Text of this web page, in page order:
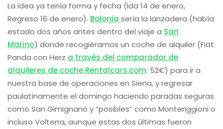
La idea ya tenía forma y fecha (Ida 14 de enero,
Regreso 16 de enero). Bolonia sería la lanzadera (había
estado dos años antes dentro del viaje a San
Marino) donde recogiéramos un coche de alquiler (Fiat
Panda con Herz a través del comparador de
alquileres de coche Rentalcars.com: 52€) para ir a
nuestra base de operaciones en Siena, y regresar
paulatinamente el domingo haciendo paradas seguras
como San Gimignano y “posibles” como Monteriggioni o
incluso Volterra, aunque estas dos últimas fueron